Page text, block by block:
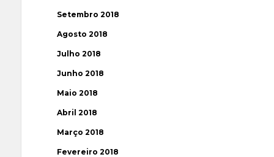
Setembro 2018
Agosto 2018
Julho 2018
Junho 2018
Maio 2018
Abril 2018
Março 2018
Fevereiro 2018